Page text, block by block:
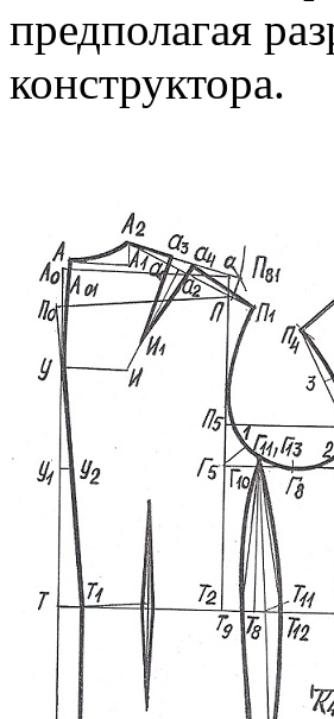
предполагая
конструктора.